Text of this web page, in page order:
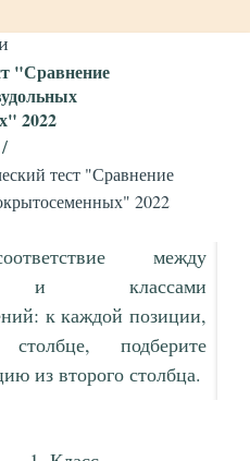
"Сравнение
2022
тест "Сравнение
2022
между
и классами
к каждой позиции,
подберите
из второго столбца.